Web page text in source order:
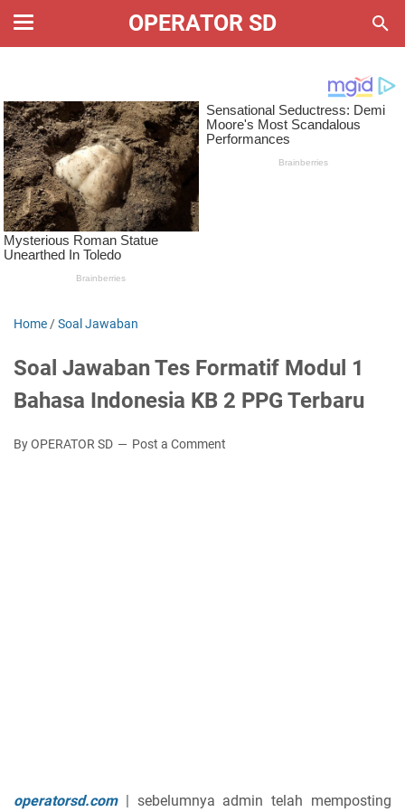
OPERATOR SD
Home/Soal Jawaban
Soal Jawaban Tes Formatif Modul 1
Bahasa Indonesia KB 2 PPG Terbaru
By OPERATOR SD Post a Comment
operatorsd.com| sebelumnya admin telah memposting